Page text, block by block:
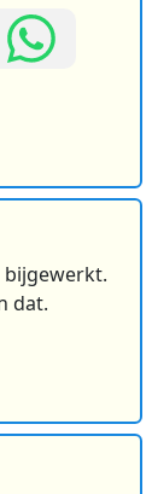
bijgewerkt.
dat.